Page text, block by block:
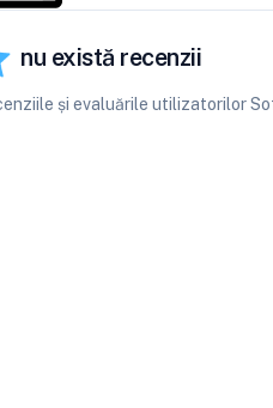
nu există recenzii
și evaluările utilizatorilor